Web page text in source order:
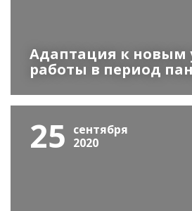
Адаптация к новым
работы в период
25 сентября
2020